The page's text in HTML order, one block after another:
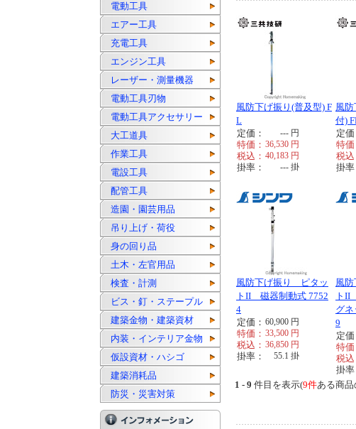
電動工具
エアー工具
充電工具
エンジン工具
レーザー・測量機器
電動工具刃物
電動工具アクセサリー
大工道具
作業工具
電設工具
配管工具
造園・園芸用品
吊り上げ・荷役
身の回り品
土木・左官用品
検査・計測
ビス・釘・ステープル
建築金物・建築資材
内装・インテリア金物
仮設資材・ハシゴ
建築消耗品
防災・災害対策
風防下げ振り(普及型) F
L
定価：
--- 円
特価： 36,530 円
税込： 40,183 円
掛率： --- 掛
風
付)
定価
特価
税込
掛率
風防下げ振り ピタッ
トII 磁器制動式 7752
4
定価： 60,900 円
特価： 33,500 円
税込： 36,850 円
掛率： 55.1 掛
風
ト
グネ
9
定価
特価
税込
掛率
1 - 9 件目を表示(9件ある商品